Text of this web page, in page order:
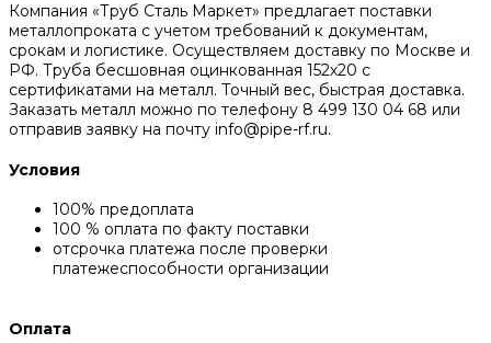
Компания «Труб Сталь Маркет» предлагает поставки
металлопроката с учетом требований к документам,
срокам и логистике. Осуществляем доставку по Москве и
РФ. Труба бесшовная оцинкованная 152х20 с
сертификатами на металл. Точный вес, быстрая доставка.
Заказать металл можно по телефону 8 499 130 04 68 или
отправив заявку на почту info@pipe-rf.ru.
Условия
100% предоплата
100 % оплата по факту поставки
отсрочка платежа после проверки
платежеспособности организации
Оплата